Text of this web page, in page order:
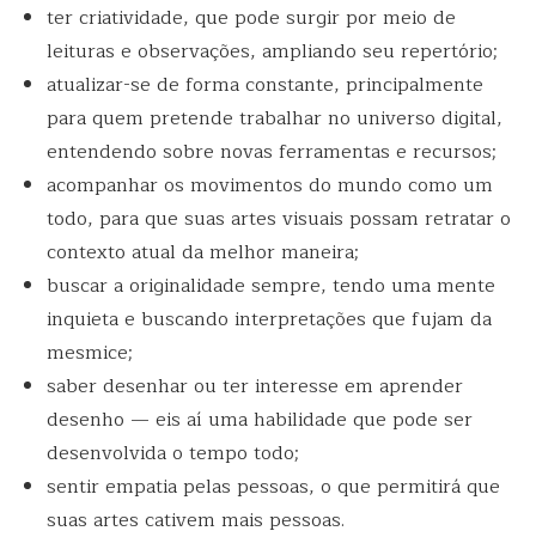
ter criatividade, que pode surgir por meio de
leituras e observações, ampliando seu repertório;
atualizar-se de forma constante, principalmente
para quem pretende trabalhar no universo digital,
entendendo sobre novas ferramentas e recursos;
acompanhar os movimentos do mundo como um
todo, para que suas artes visuais possam retratar o
contexto atual da melhor maneira;
buscar a originalidade sempre, tendo uma mente
inquieta e buscando interpretações que fujam da
mesmice;
saber desenhar ou ter interesse em aprender
desenho — eis aí uma habilidade que pode ser
desenvolvida o tempo todo;
sentir empatia pelas pessoas, o que permitirá que
suas artes cativem mais pessoas.